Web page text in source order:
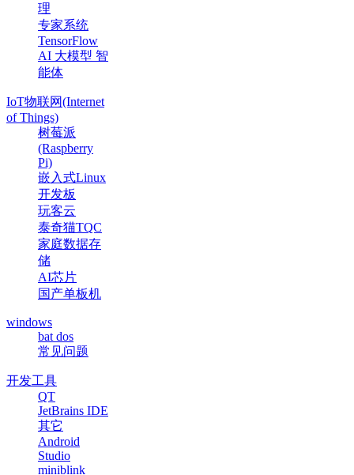
理
专家系统
TensorFlow
AI 大模型 智
能体
IoT物联网(Internet
of Things)
树莓派
(Raspberry
Pi)
嵌入式Linux
开发板
玩客云
泰奇猫TQC
家庭数据存
储
AI芯片
国产单板机
windows
bat dos
常见问题
开发工具
QT
JetBrains IDE
其它
Android
Studio
miniblink